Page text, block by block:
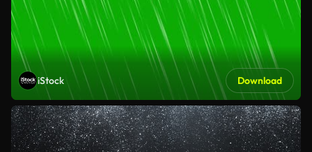
iStock Download